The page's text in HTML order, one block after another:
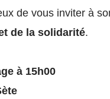
de vous inviter à
de la solidarité.
à 15h00